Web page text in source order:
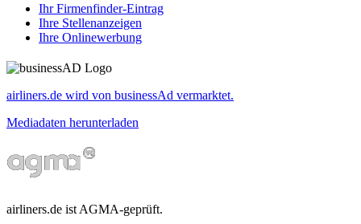
Ihr Firmenfinder-Eintrag
Ihre Stellenanzeigen
Ihre Onlinewerbung
airliners.de wird von businessAd vermarktet.
Mediadaten herunterladen
airliners.de ist AGMA-geprüft.